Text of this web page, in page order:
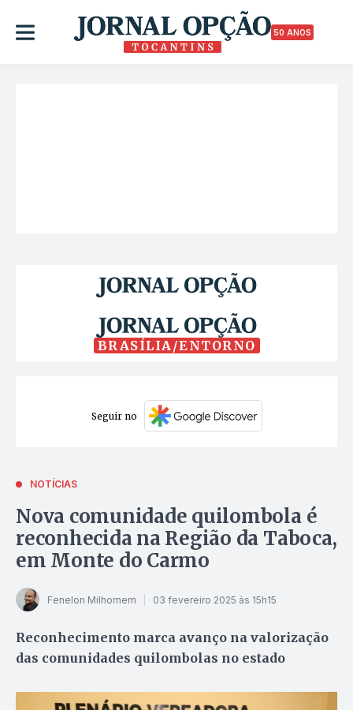
50 ANOS
BRASÍLIA/ENTORNO
Seguir no
NOTÍCIAS
Nova comunidade quilombola é
reconhecida na Região da Taboca,
em Monte do Carmo
Fenelon Milhomem 03 fevereiro 2025 às 15h15
Reconhecimento marca avanço na valorização
das comunidades quilombolas no estado